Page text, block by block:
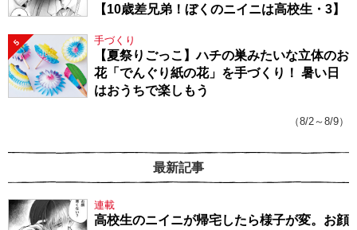
【10歳差兄弟！ぼくのニイニは高校生・3】
5 手づくり
【夏祭りごっこ】ハチの巣みたいな立体のお
花「でんぐり紙の花」を手づくり！ 暑い日
はおうちで楽しもう
（8/2～8/9）
最新記事
連載
高校生のニイニが帰宅したら様子が変。お顔